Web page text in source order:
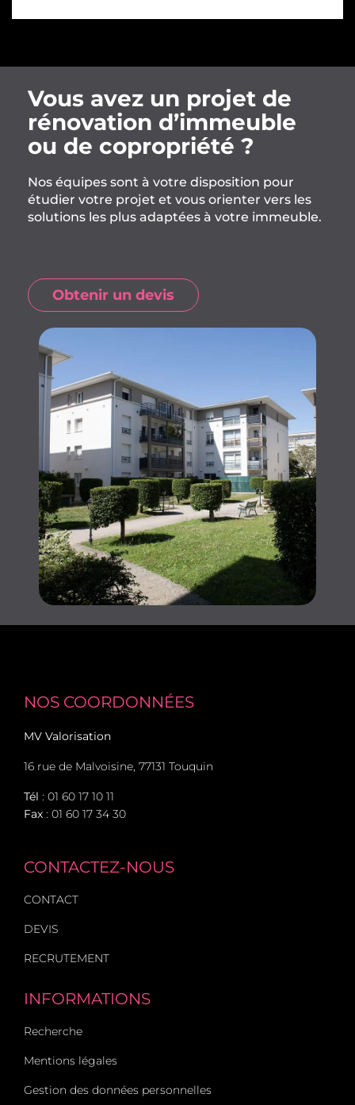
Vous avez un projet de
rénovation d’immeuble
ou de copropriété ?
Nos équipes sont à votre disposition pour
étudier votre projet et vous orienter vers les
solutions les plus adaptées à votre immeuble.
Obtenir un devis
NOS COORDONNÉES
MV Valorisation
16 rue de Malvoisine, 77131 Touquin
Tél : 01 60 17 10 11
Fax : 01 60 17 34 30
CONTACTEZ-NOUS
CONTACT
DEVIS
RECRUTEMENT
INFORMATIONS
Recherche
Mentions légales
Gestion des données personnelles